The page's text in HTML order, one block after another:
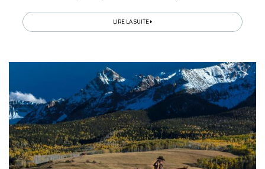
LIRE LA SUITE